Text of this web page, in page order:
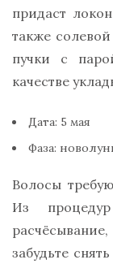
придаст
также
пучки с
качестве
Дата: 5 мая
Фаза:
Волосы
Из
забудьте